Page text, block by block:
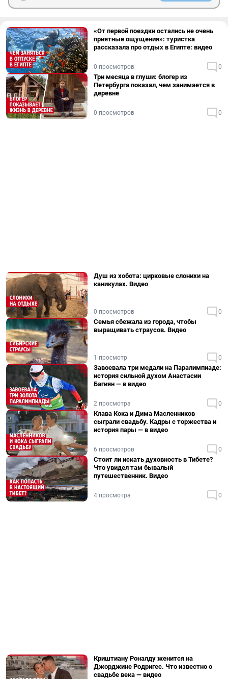
«От первой поездки остались не очень
приятные ощущения»: туристка
рассказала про отдых в Египте: видео
0 просмотров 0
Три месяца в глуши: блогер из
Петербурга показал, чем занимается в
деревне
0 просмотров 0
Душ из хобота: цирковые слонихи на
каникулах. Видео
0 просмотров 0
Семья сбежала из города, чтобы
выращивать страусов. Видео
1 просмотр 0
Завоевала три медали на Паралимпиаде:
история сильной духом Анастасии
Багиян — в видео
2 просмотра 0
Клава Кока и Дима Масленников
сыграли свадьбу. Кадры с торжества и
история пары — в видео
6 просмотров 0
Стоит ли искать духовность в Тибете?
Что увидел там бывалый
путешественник. Видео
4 просмотра 0
Криштиану Роналду женится на
Джорджине Родригес. Что известно о
свадьбе века — видео